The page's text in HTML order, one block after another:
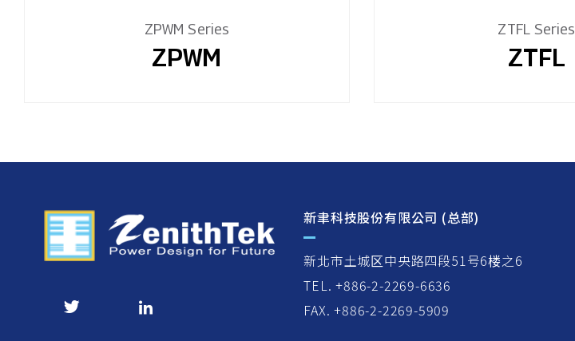
ZPWM Series
ZPWM
ZTFL Series
ZTFL
新聿科技股份有限公司 (总部)
新北市土城区中央路四段51号6楼之6
TEL. +886-2-2269-6636
FAX. +886-2-2269-5909